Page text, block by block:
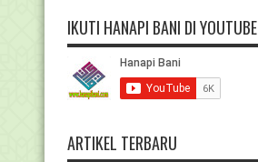
IKUTI HANAPI BANI DI YOUTUBE
ARTIKEL TERBARU